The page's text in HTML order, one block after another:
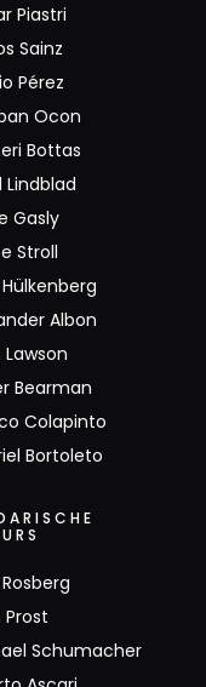
Piastri
Sainz
Pérez
Ocon
Bottas
Lindblad
Gasly
Stroll
Albon
Lawson
Bearman
Colapinto
Bortoleto
Prost
Schumacher